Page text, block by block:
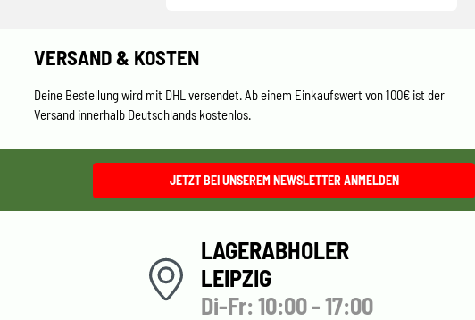
VERSAND & KOSTEN
Deine Bestellung wird mit DHL versendet. Ab einem Einkaufswert von 100€ ist der
Versand innerhalb Deutschlands kostenlos.
JETZT BEI UNSEREM NEWSLETTER ANMELDEN
LAGERABHOLER
LEIPZIG
Di-Fr: 10:00 - 17:00